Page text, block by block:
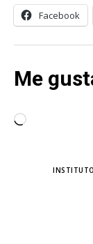
Facebook
Me
C